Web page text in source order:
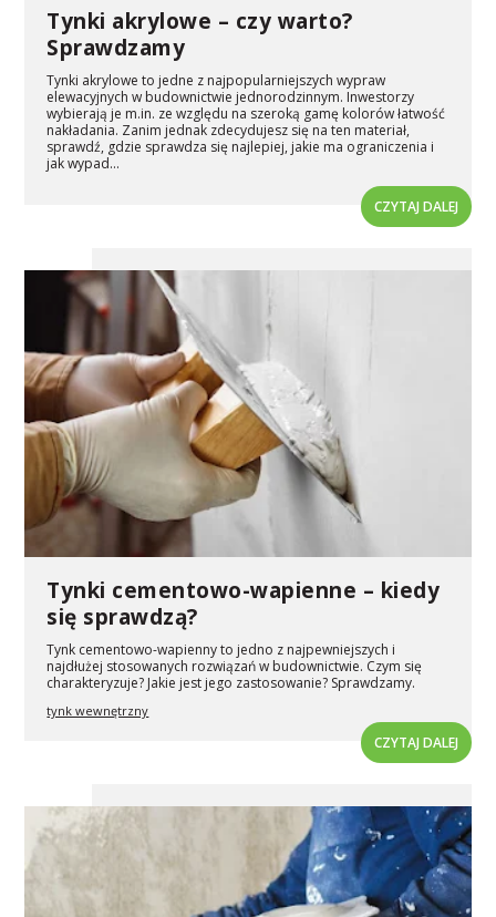
Tynki akrylowe – czy warto?
Sprawdzamy
Tynki akrylowe to jedne z najpopularniejszych wypraw
elewacyjnych w budownictwie jednorodzinnym. Inwestorzy
wybierają je m.in. ze względu na szeroką gamę kolorów łatwość
nakładania. Zanim jednak zdecydujesz się na ten materiał,
sprawdź, gdzie sprawdza się najlepiej, jakie ma ograniczenia i
jak wypad...
CZYTAJ DALEJ
Tynki cementowo-wapienne – kiedy
się sprawdzą?
Tynk cementowo-wapienny to jedno z najpewniejszych i
najdłużej stosowanych rozwiązań w budownictwie. Czym się
charakteryzuje? Jakie jest jego zastosowanie? Sprawdzamy.
tynk wewnętrzny
CZYTAJ DALEJ